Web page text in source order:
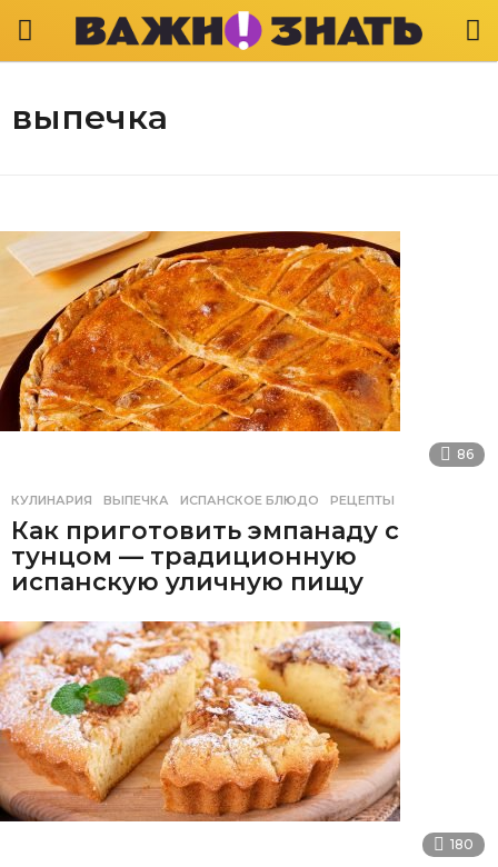
выпечка
86
КУЛИНАРИЯ ВЫПЕЧКА ,ИСПАНСКОЕ БЛЮДО ,РЕЦЕПТЫ
Как приготовить эмпанаду с
тунцом — традиционную
испанскую уличную пищу
180